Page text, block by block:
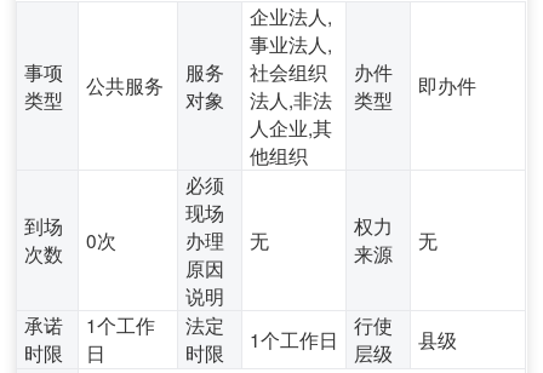
事项
类型
公共服务
服务
对象
企业法人,
事业法人,
社会组织
法人,非法
人企业,其
他组织
办件
类型
即办件
到场
次数
0次
必须
现场
办理
原因
说明
无
权力
来源
无
承诺
时限
1个工作
日
法定
时限
1个工作日
行使
层级
县级